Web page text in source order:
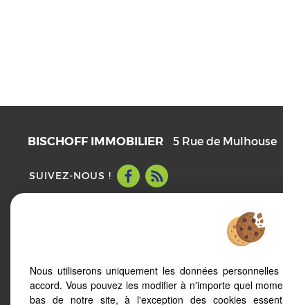
BISCHOFF IMMOBILIER 5 Rue de Mulhouse
SUIVEZ-NOUS !
Politique de protection des
Nous utiliserons uniquement les données
accord. Vous pouvez les modifier à n'importe quel
bas de notre site, à l'exception des cookies